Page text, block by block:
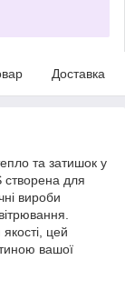
Доставка
та затишок у
створена для
вироби
цей
вашої